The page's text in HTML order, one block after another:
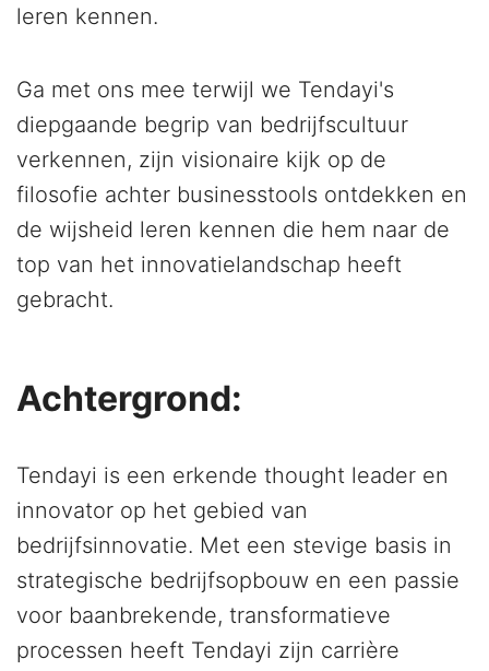
leren kennen.
Ga met ons mee terwijl we Tendayi's
diepgaande begrip van bedrijfscultuur
verkennen, zijn visionaire kijk op de
filosofie achter businesstools ontdekken en
de wijsheid leren kennen die hem naar de
top van het innovatielandschap heeft
gebracht.
Achtergrond:
Tendayi is een erkende thought leader en
innovator op het gebied van
bedrijfsinnovatie. Met een stevige basis in
strategische bedrijfsopbouw en een passie
voor baanbrekende, transformatieve
processen heeft Tendayi zijn carrière